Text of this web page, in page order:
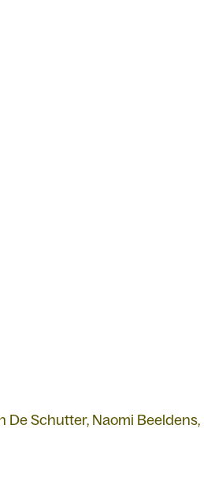
De Schutter, Naomi Beeldens,